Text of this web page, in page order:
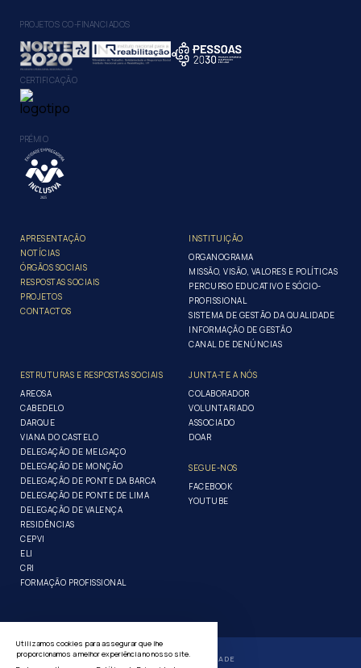
PROJETOS CO-FINANCIADOS
CERTIFICAÇÃO
PRÉMIO
APRESENTAÇÃO
NOTÍCIAS
ÓRGÃOS SOCIAIS
RESPOSTAS SOCIAIS
PROJETOS
CONTACTOS
INSTITUIÇÃO
ORGANOGRAMA
MISSÃO, VISÃO, VALORES E POLÍTICAS
PERCURSO EDUCATIVO E SÓCIO-
PROFISSIONAL
SISTEMA DE GESTÃO DA QUALIDADE
INFORMAÇÃO DE GESTÃO
CANAL DE DENÚNCIAS
ESTRUTURAS E RESPOSTAS SOCIAIS
AREOSA
CABEDELO
DARQUE
VIANA DO CASTELO
DELEGAÇÃO DE MELGAÇO
DELEGAÇÃO DE MONÇÃO
DELEGAÇÃO DE PONTE DA BARCA
DELEGAÇÃO DE PONTE DE LIMA
DELEGAÇÃO DE VALENÇA
RESIDÊNCIAS
CEPVI
ELI
CRI
FORMAÇÃO PROFISSIONAL
JUNTA-TE A NÓS
COLABORADOR
VOLUNTARIADO
ASSOCIADO
DOAR
SEGUE-NOS
FACEBOOK
YOUTUBE
POLÍTICA DE PRIVACIDADE
Utilizamos cookies para assegurar que lhe
proporcionamos a melhor experiência no nosso site.